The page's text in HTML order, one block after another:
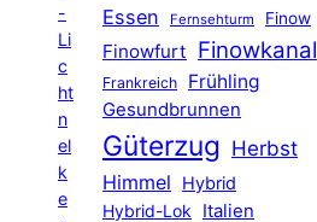
-
Li
c
ht
n
el
k
e
Essen Fernsehturm Finow
Finowfurt Finowkanal
Frankreich Frühling
Gesundbrunnen
Güterzug Herbst
Himmel
Hybrid
Hybrid-Lok Italien